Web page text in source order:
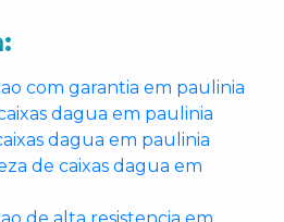
com garantia em paulinia
dagua em paulinia
dagua em paulinia
de caixas dagua em